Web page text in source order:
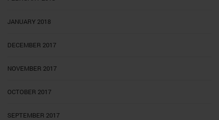
JANUARY 2018
DECEMBER 2017
NOVEMBER 2017
OCTOBER 2017
SEPTEMBER 2017